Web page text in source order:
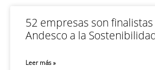
52 empresas son
Andesco a la
Leer más »